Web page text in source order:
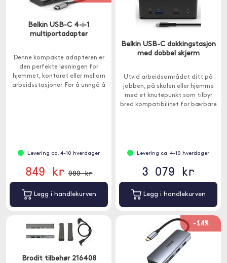
Belkin USB-C 4-i-1
multiportadapter
Denne kompakte adapteren er
den perfekte løsningen for
hjemmet, kontoret eller mellom
arbeidsstasjoner. For å unngå å
Levering ca. 4-10 hverdager
849 kr 989 kr
Legg i handlekurven
Belkin USB-C dokkingstasjon
med dobbel skjerm
Utvid arbeidsområdet ditt på
jobben, på skolen eller hjemme
med et knutepunkt som tilbyr
bred kompatibilitet for bærbare
Levering ca. 4-10 hverdager
3 079 kr
Legg i handlekurven
Brodit tilbehør 216408
-14%